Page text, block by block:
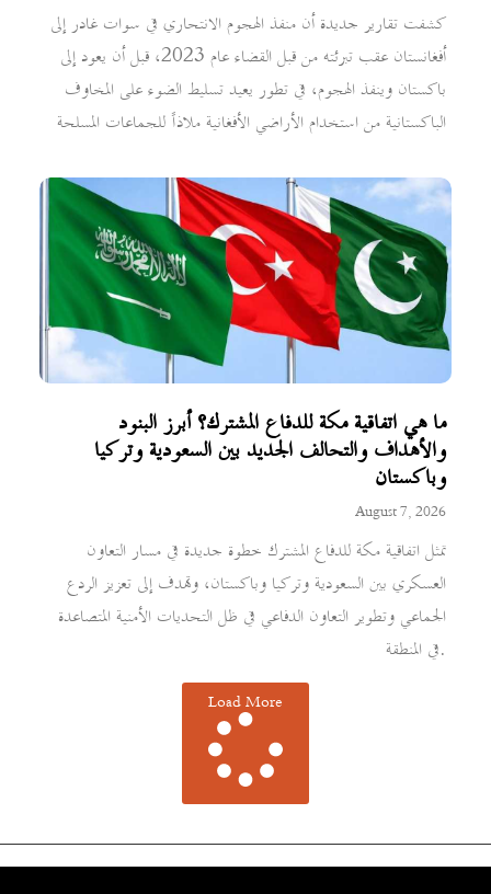
كشفت تقارير جديدة أن منفذ الهجوم الانتحاري في سوات غادر إلى
أفغانستان عقب تبرئته من قبل القضاء عام 2023، قبل أن يعود إلى
باكستان وينفذ الهجوم، في تطور يعيد تسليط الضوء على المخاوف
الباكستانية من استخدام الأراضي الأفغانية ملاذاً للجماعات المسلحة
ما هي اتفاقية مكة للدفاع المشترك؟ أبرز البنود
والأهداف والتحالف الجديد بين السعودية وتركيا
وباكستان
August 7, 2026
تمثل اتفاقية مكة للدفاع المشترك خطوة جديدة في مسار التعاون
العسكري بين السعودية وتركيا وباكستان، وتهدف إلى تعزيز الردع
الجماعي وتطوير التعاون الدفاعي في ظل التحديات الأمنية المتصاعدة
في المنطقة.
Load More